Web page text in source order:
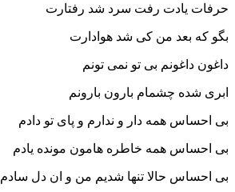
حرفات یادت رفت سرد شد رفتارت
بگو که بعد من کی شد هوادارت
داغون داغونم بی تو نمی تونم
ابری شده چشمام بارون بارونم
بی احساس همه دار و ندارم و پای تو دادم
بی احساس همه خاطره هامون مونده یادم
بی احساس حالا تنها شدیم من و ا ن دل سادم